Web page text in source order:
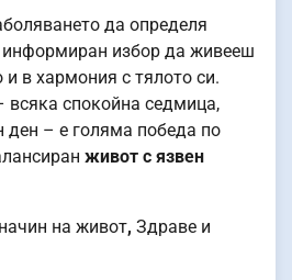
да определя
избор да живееш
и в хармония с тялото си.
всяка спокойна седмица,
ден – е голяма победа по
живот с язвен
на живот, Здраве и